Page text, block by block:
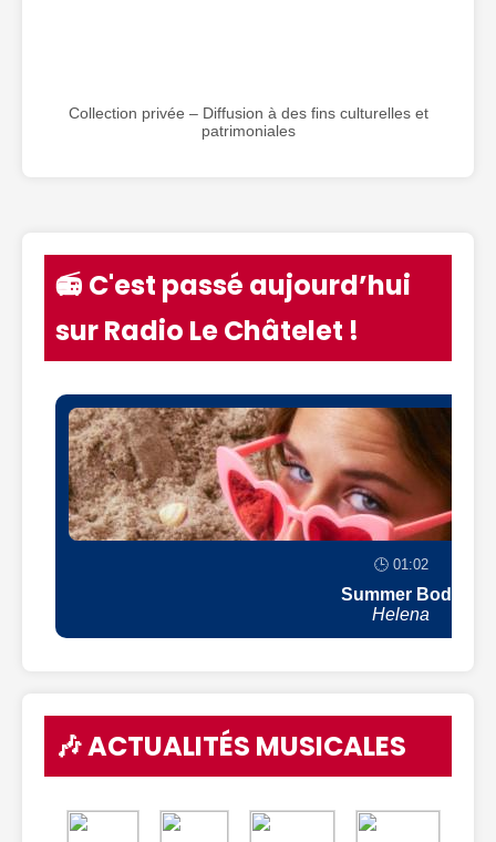
Collection privée – Diffusion à des fins culturelles et
patrimoniales
📻 C'est passé aujourd’hui
sur Radio Le Châtelet !
🕒 01:02
Summer Body
Helena
🎶 ACTUALITÉS MUSICALES